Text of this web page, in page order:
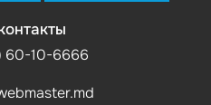
60-10-6666